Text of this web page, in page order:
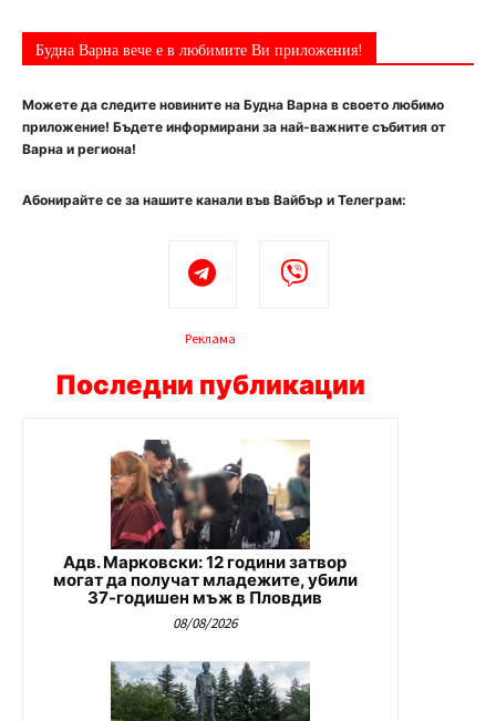
Будна Варна вече е в любимите Ви приложения!
Можете да следите новините на Будна Варна в своето любимо
приложение! Бъдете информирани за най-важните събития от
Варна и региона!
Абонирайте се за нашите канали във Вайбър и Телеграм:
Реклама
Последни публикации
Адв. Марковски: 12 години затвор
могат да получат младежите, убили
37-годишен мъж в Пловдив
08/08/2026